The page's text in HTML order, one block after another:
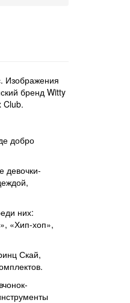
Изображения
бренд Witty
Club.
добро
девочки-
них:
«Хип-хоп»,
Скай,